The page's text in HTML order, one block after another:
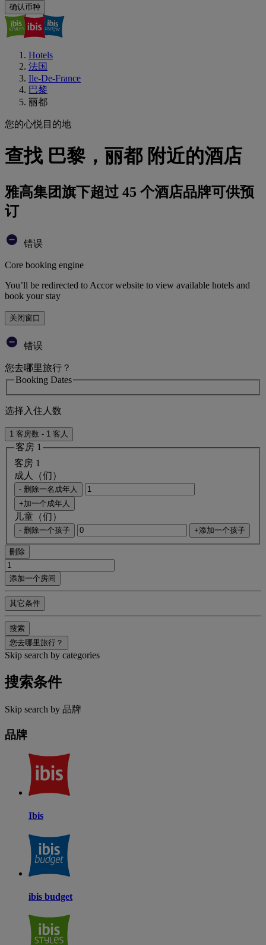
确认币种
Hotels
法国
Ile-De-France
巴黎
丽都
您的心悦目的地
查找 巴黎，丽都 附近的酒店
雅高集团旗下超过 45 个酒店品牌可供预
订
错误
Core booking engine
You’ll be redirected to Accor website to view available hotels and
book your stay
关闭窗口
错误
您去哪里旅行？
Booking Dates
选择入住人数
1 客房数 - 1 客人
客房 1
客房 1
成人（们）
- 删除一名成年人
+加一个成年人
儿童（们）
- 删除一个孩子 +添加一个孩子
刪除
添加一个房间
其它条件
搜索
您去哪里旅行？
Skip search by categories
搜索条件
Skip search by 品牌
品牌
Ibis
ibis budget